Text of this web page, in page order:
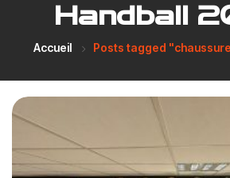
Handball
Accueil Posts tagged